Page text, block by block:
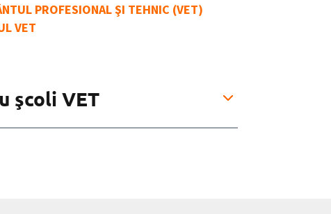
PROFESIONAL ŞI TEHNIC (VET)
VET
şcoli VET